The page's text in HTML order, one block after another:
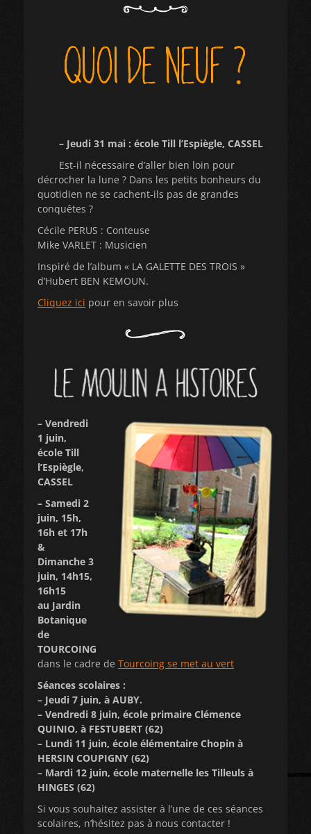
– Jeudi 31 mai : école Till l’Espiègle, CASSEL
Est-il nécessaire d’aller bien loin pour
décrocher la lune ? Dans les petits bonheurs du
quotidien ne se cachent-ils pas de grandes
conquêtes ?
Cécile PERUS : Conteuse
Mike VARLET : Musicien
Inspiré de l’album « LA GALETTE DES TROIS »
d’Hubert BEN KEMOUN.
Cliquez ici pour en savoir plus
– Vendredi
1 juin,
école Till
l’Espiègle,
CASSEL
– Samedi 2
juin, 15h,
16h et 17h
&
Dimanche 3
juin, 14h15,
16h15
au Jardin
Botanique
de
TOURCOING
dans le cadre de Tourcoing se met au vert
Séances scolaires :
– Jeudi 7 juin, à AUBY.
– Vendredi 8 juin, école primaire Clémence
QUINIO, à FESTUBERT (62)
– Lundi 11 juin, école élémentaire Chopin à
HERSIN COUPIGNY (62)
– Mardi 12 juin, école maternelle les Tilleuls à
HINGES (62)
Si vous souhaitez assister à l’une de ces séances
scolaires, n’hésitez pas à nous contacter !